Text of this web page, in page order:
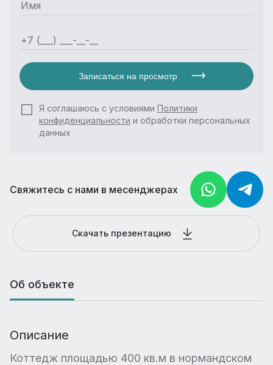
Записаться на просмотр
Я соглашаюсь с условиями Политики
конфиденциальности и обработки персональных
данных
Свяжитесь с нами в месенджерах
Скачать презентацию
Об объекте
Описание
Коттедж площадью 400 кв.м в нормандском